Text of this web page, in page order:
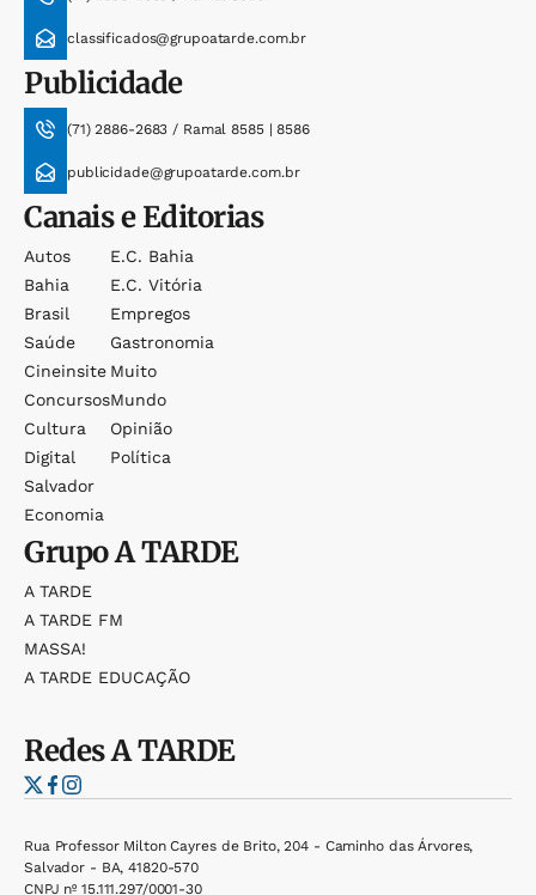
classificados@grupoatarde.com.br
Publicidade
(71) 2886-2683 / Ramal 8585 | 8586
publicidade@grupoatarde.com.br
Canais e Editorias
Autos
Bahia
Brasil
Saúde
Cineinsite
Concursos
Cultura
Digital
Salvador
Economia
E.c. Bahia
E.c. Vitória
Empregos
Gastronomia
Muito
Mundo
Opinião
Política
GrupoA TARDE
A TARDE
A TARDE FM
MASSA!
A TARDE EDUCAÇÃO
RedesA TARDE
Rua Professor Milton Cayres de Brito, 204 - Caminho das Árvores,
Salvador - BA, 41820-570
CNPJ nº 15.111.297/0001-30